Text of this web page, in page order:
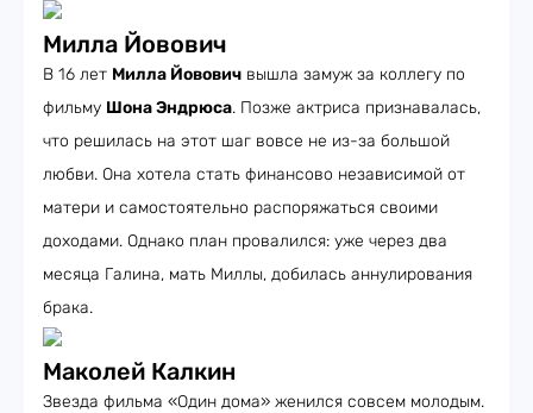
Милла Йовович
В 16 лет Милла Йовович вышла замуж за коллегу по
фильму Шона Эндрюса. Позже актриса признавалась,
что решилась на этот шаг вовсе не из-за большой
любви. Она хотела стать финансово независимой от
матери и самостоятельно распоряжаться своими
доходами. Однако план провалился: уже через два
месяца Галина, мать Миллы, добилась аннулирования
брака.
Маколей Калкин
Звезда фильма «Один дома» женился совсем молодым.